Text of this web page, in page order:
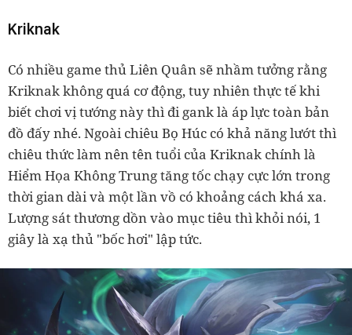
Kriknak
Có nhiều game thủ Liên Quân sẽ nhầm tưởng rằng
Kriknak không quá cơ động, tuy nhiên thực tế khi
biết chơi vị tướng này thì đi gank là áp lực toàn bản
đồ đấy nhé. Ngoài chiêu Bọ Húc có khả năng lướt thì
chiêu thức làm nên tên tuổi của Kriknak chính là
Hiểm Họa Không Trung tăng tốc chạy cực lớn trong
thời gian dài và một lần vồ có khoảng cách khá xa.
Lượng sát thương dồn vào mục tiêu thì khỏi nói, 1
giây là xạ thủ "bốc hơi" lập tức.